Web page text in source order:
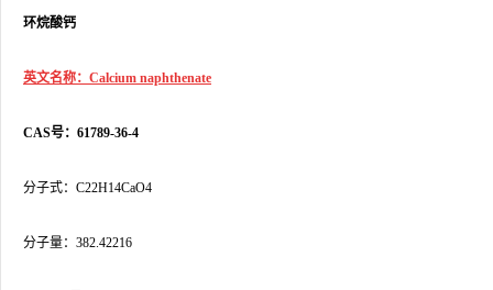
环烷酸钙
英文名称：Calcium naphthenate
CAS号：61789-36-4
分子式：C22H14CaO4
分子量：382.42216